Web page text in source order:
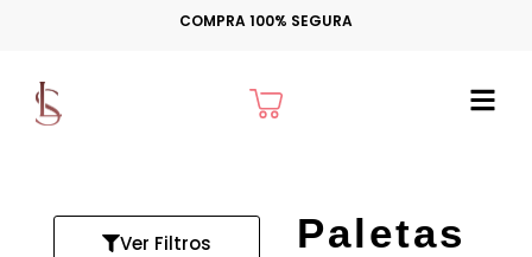
conteúdo
COMPRA 100% SEGURA
Cart
Ver Filtros Paletas